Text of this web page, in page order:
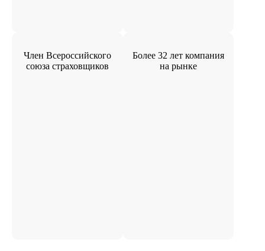
Член Всероссийского
союза страховщиков
Более 32 лет компания
на рынке